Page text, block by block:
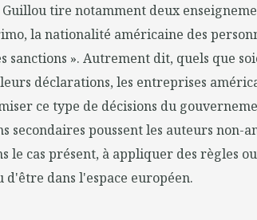
tire notamment deux
la nationalité américaine des
sanctions ». Autrement dit, quels que
déclarations, les entreprises
ce type de décisions du
secondaires poussent les auteurs non-
le cas présent, à appliquer des règles
d'être dans l'espace européen.